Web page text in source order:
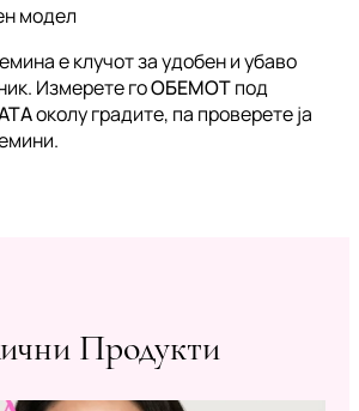
модел
е клучот за удобен и убаво
Измерете гоОБЕМОТпод
околу градите, па проверете ја
Продукти